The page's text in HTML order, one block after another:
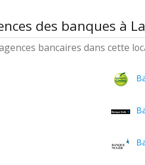
des banques à
bancaires dans cette